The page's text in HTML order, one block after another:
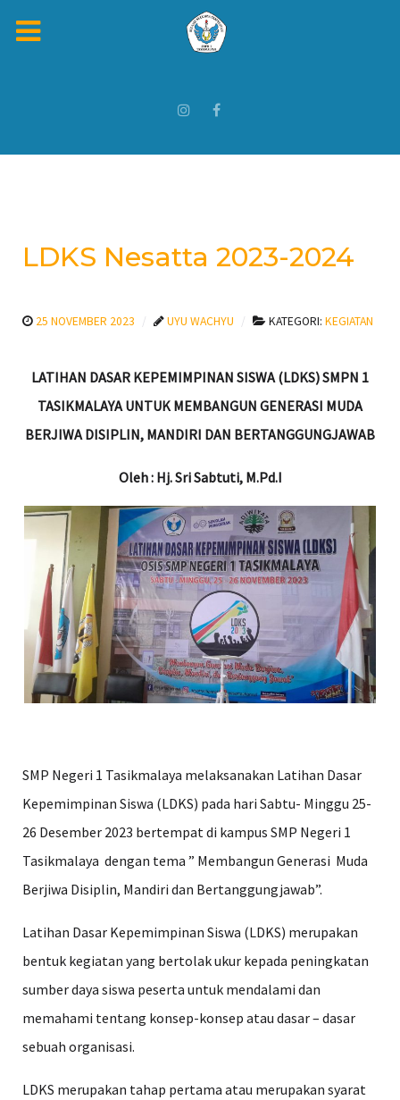
LDKS Nesatta 2023-2024
25 NOVEMBER 2023 UYU WACHYU KATEGORI: KEGIATAN
LATIHAN DASAR KEPEMIMPINAN SISWA (LDKS) SMPN 1
TASIKMALAYA UNTUK MEMBANGUN GENERASI MUDA
BERJIWA DISIPLIN, MANDIRI DAN BERTANGGUNGJAWAB
Oleh : Hj. Sri Sabtuti, M.Pd.I
SMP Negeri 1 Tasikmalaya melaksanakan Latihan Dasar
Kepemimpinan Siswa (LDKS) pada hari Sabtu- Minggu 25-
26 Desember 2023 bertempat di kampus SMP Negeri 1
Tasikmalaya dengan tema ” Membangun Generasi Muda
Berjiwa Disiplin, Mandiri dan Bertanggungjawab”.
Latihan Dasar Kepemimpinan Siswa (LDKS) merupakan
bentuk kegiatan yang bertolak ukur kepada peningkatan
sumber daya siswa peserta untuk mendalami dan
memahami tentang konsep-konsep atau dasar – dasar
sebuah organisasi.
LDKS merupakan tahap pertama atau merupakan syarat